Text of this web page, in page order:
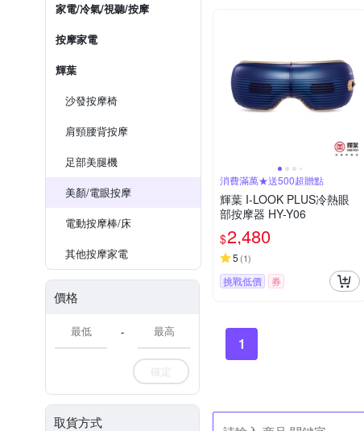
家電/冷氣/視聽/按摩
按摩家電
輝葉
沙發按摩椅
肩頸腰背按摩
足部美腿機
美顏/電眼按摩
電動按摩棒/床
其他按摩家電
價格
-
確定
取貨方式
消費滿萬★送500超贈點
輝葉 I-LOOK PLUS冷熱眼
部按摩器 HY-Y06
$2,480
5 (1)
挑戰低價 券
1